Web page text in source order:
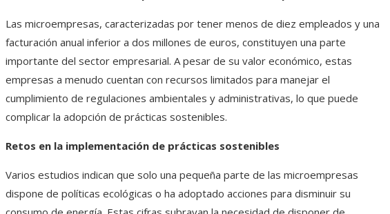
Las microempresas, caracterizadas por tener menos de diez empleados y una
facturación anual inferior a dos millones de euros, constituyen una parte
importante del sector empresarial. A pesar de su valor económico, estas
empresas a menudo cuentan con recursos limitados para manejar el
cumplimiento de regulaciones ambientales y administrativas, lo que puede
complicar la adopción de prácticas sostenibles.​
Retos en la implementación de prácticas sostenibles
Varios estudios indican que solo una pequeña parte de las microempresas
dispone de políticas ecológicas o ha adoptado acciones para disminuir su